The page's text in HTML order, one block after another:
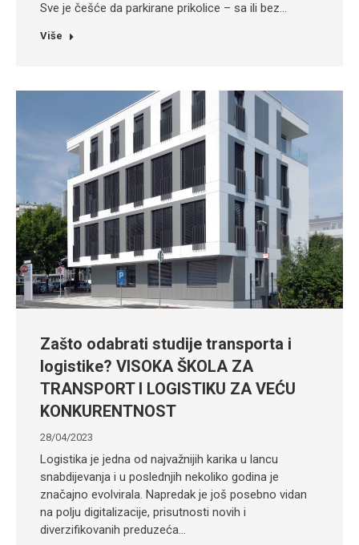
Sve je češće da parkirane prikolice – sa ili bez…
Više
Zašto odabrati studije transporta i
logistike?​ VISOKA ŠKOLA ZA
TRANSPORT I LOGISTIKU ZA VEĆU
KONKURENTNOST
28/04/2023
Logistika je jedna od najvažnijih karika u lancu
snabdijevanja i u poslednjih nekoliko godina je
značajno evolvirala. Napredak je još posebno vidan
na polju digitalizacije, prisutnosti novih i
diverzifikovanih preduzeća…